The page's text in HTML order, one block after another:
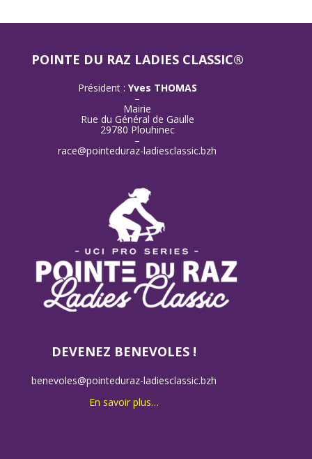
POINTE DU RAZ LADIES CLASSIC®
Président : Yves THOMAS
–
Mairie
Rue du Général de Gaulle
29780 Plouhinec
–
race@pointeduraz-ladiesclassic.bzh
DEVENEZ BENEVOLES !
benevoles@pointeduraz-ladiesclassic.bzh
En savoir plus…